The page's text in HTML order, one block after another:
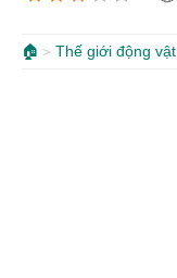
🏠 Thế giới động vật